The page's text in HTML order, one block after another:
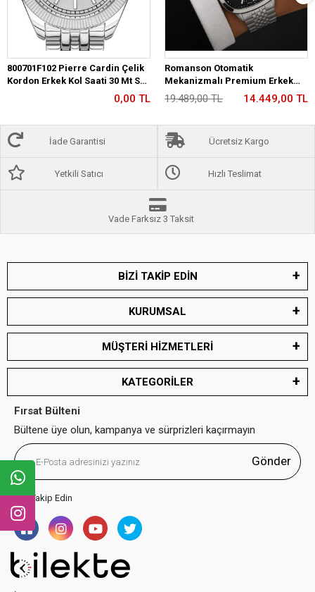
800701F102 Pierre Cardin Çelik
Kordon Erkek Kol Saati 30 Mt Su
0,00 TL
Romanson Otomatik
Mekanizmalı Premium Erkek
Kol Saati 5 ATM Suya Dayanıklı 2
Yıl Garantili RM2233.12
19.489,00 TL 14.449,00 TL
İade Garantisi Ücretsiz Kargo
Yetkili Satıcı Hızlı Teslimat
Vade Farksız 3 Taksit
BİZİ TAKİP EDİN
KURUMSAL
MÜŞTERİ HİZMETLERİ
KATEGORİLER
Fırsat Bülteni
Bültene üye olun, kampanya ve sürprizleri kaçırmayın
Gönder
Bizi Takip Edin